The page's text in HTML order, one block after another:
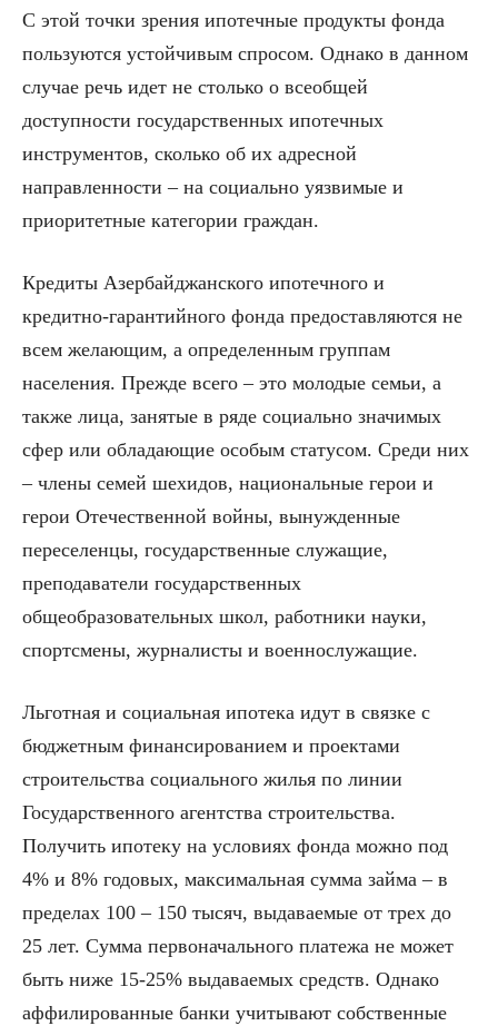
С этой точки зрения ипотечные продукты фонда
пользуются устойчивым спросом. Однако в данном
случае речь идет не столько о всеобщей
доступности государственных ипотечных
инструментов, сколько об их адресной
направленности – на социально уязвимые и
приоритетные категории граждан.
Кредиты Азербайджанского ипотечного и
кредитно-гарантийного фонда предоставляются не
всем желающим, а определенным группам
населения. Прежде всего – это молодые семьи, а
также лица, занятые в ряде социально значимых
сфер или обладающие особым статусом. Среди них
– члены семей шехидов, национальные герои и
герои Отечественной войны, вынужденные
переселенцы, государственные служащие,
преподаватели государственных
общеобразовательных школ, работники науки,
спортсмены, журналисты и военнослужащие.
Льготная и социальная ипотека идут в связке с
бюджетным финансированием и проектами
строительства социального жилья по линии
Государственного агентства строительства.
Получить ипотеку на условиях фонда можно под
4% и 8% годовых, максимальная сумма займа – в
пределах 100 – 150 тысяч, выдаваемые от трех до
25 лет. Сумма первоначального платежа не может
быть ниже 15-25% выдаваемых средств. Однако
аффилированные банки учитывают собственные